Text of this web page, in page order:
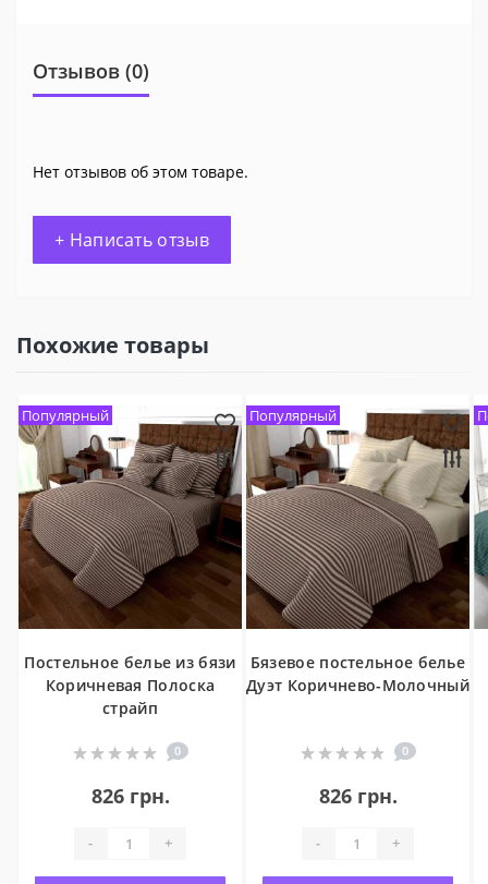
Отзывов (0)
Нет отзывов об этом товаре.
+ Написать отзыв
Похожие товары
Популярный
Постельное белье из бязи
Коричневая Полоска
страйп
0
826 грн.
- +
Популярный
Бязевое постельное белье
Дуэт Коричнево-Молочный
0
826 грн.
- +